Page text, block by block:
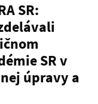
SR:
SR v
úpravy a